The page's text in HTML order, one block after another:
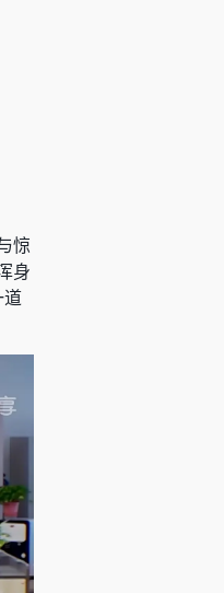
惊
身
道